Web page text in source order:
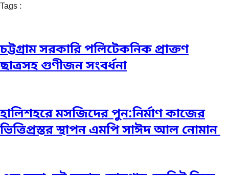
Tags :
চট্টগ্রাম সরকারি পলিটেকনিক প্রাক্তণ
ছাত্রসহ গুণীজন সংবর্ধনা
হালিশহরে মসজিদের পুন:নির্মাণ কাজের
ভিত্তিপ্রস্তর স্থাপন এমপি সাঈদ আল নোমান ‎